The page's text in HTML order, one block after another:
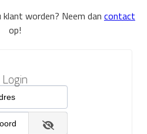
worden? Neem dan contact
op!
Login